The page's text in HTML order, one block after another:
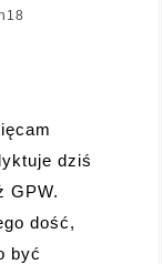
dziś
GPW.
dość,
być